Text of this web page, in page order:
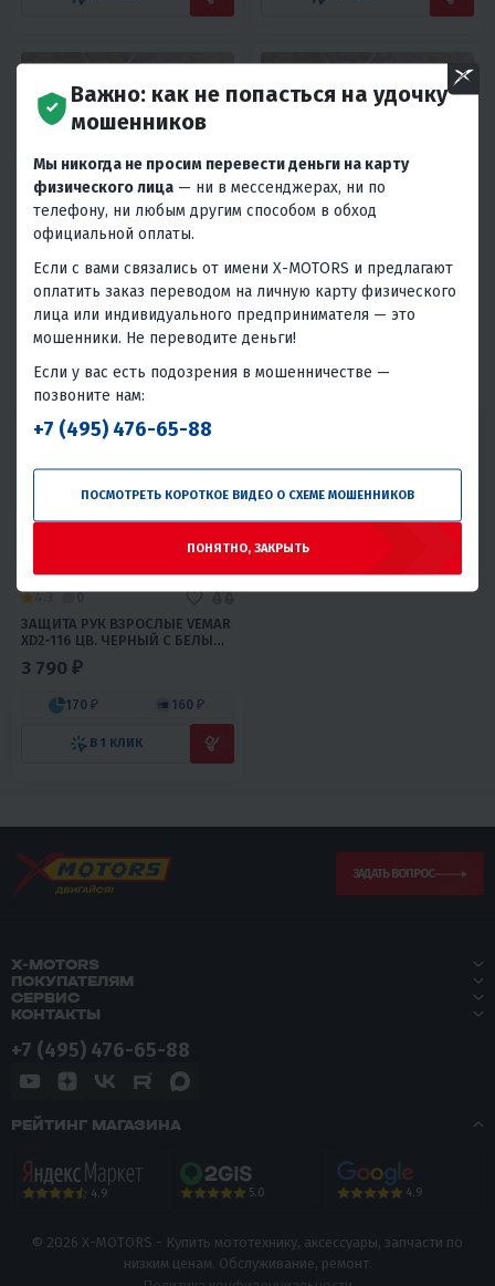
4.5
XD2-116 ЦВ. ЧЕРНЫЙ С БЕЛЫМ
1 280 ₽4 930 ₽-74%
60 ₽ 60 ₽
В 1 КЛИК
XD2-116 ЦВ. ЧЕРНЫЙ С БЕЛЫМ
1 200 ₽
В 1 КЛИК
ЗАЩИТА РУК ВЗРОСЛЫЕ VEMAR
XD2-116 ЦВ. ЧЕРНЫЙ С БЕЛЫМ
3 790 ₽
170 ₽ 160 ₽
В 1 КЛИК
ЗАДАТЬ ВОПРОС
X-MOTORS
ПОКУПАТЕЛЯМ
СЕРВИС
КОНТАКТЫ
+7 (495) 476-65-88
РЕЙТИНГ МАГАЗИНА
4.9 5.0 4.9
© 2026 X-MOTORS - Купить мототехнику, аксессуары, запчасти по
низким ценам. Обслуживание, ремонт.
Важно: как не попасться на удочку
мошенников
Мы никогда не просим перевести деньги на карту
физического лица — ни в мессенджерах, ни по
телефону, ни любым другим способом в обход
официальной оплаты.
Если с вами связались от имени X-MOTORS и предлагают
оплатить заказ переводом на личную карту физического
лица или индивидуального предпринимателя — это
мошенники. Не переводите деньги!
Если у вас есть подозрения в мошенничестве —
позвоните нам:
+7 (495) 476-65-88
ПОСМОТРЕТЬ КОРОТКОЕ ВИДЕО О СХЕМЕ МОШЕННИКОВ
ПОНЯТНО, ЗАКРЫТЬ